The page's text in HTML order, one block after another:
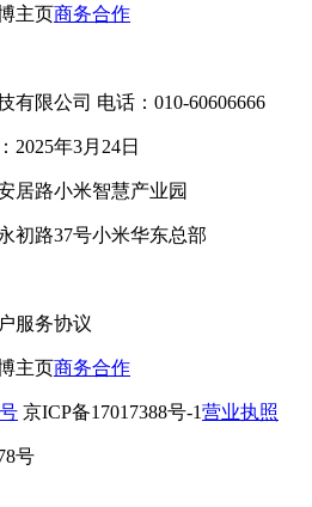
主页商务合作
有限公司 电话：010-60606666
2025年3月24日
居路小米智慧产业园
初路37号小米华东总部
服务协议
主页商务合作
京ICP备17017388号-1营业执照
号